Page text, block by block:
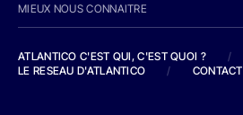
MIEUX NOUS CONNAITRE
ATLANTICO C'EST QUI, C'EST QUOI ?
/
LE RESEAU D'ATLANTICO
/ CONTACT